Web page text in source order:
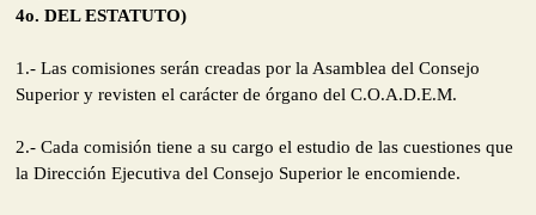
4o. DEL ESTATUTO)
1.- Las comisiones serán creadas por la Asamblea del Consejo
Superior y revisten el carácter de órgano del C.O.A.D.E.M.
2.- Cada comisión tiene a su cargo el estudio de las cuestiones que
la Dirección Ejecutiva del Consejo Superior le encomiende.